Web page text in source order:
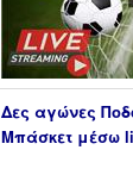
Δες αγώνες
Μπάσκετ μέσω